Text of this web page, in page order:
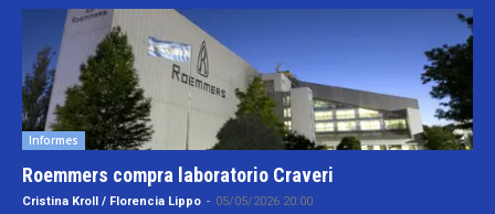
Informes
Roemmers compra laboratorio Craveri
Cristina Kroll / Florencia Lippo - 05/05/2026 20:00